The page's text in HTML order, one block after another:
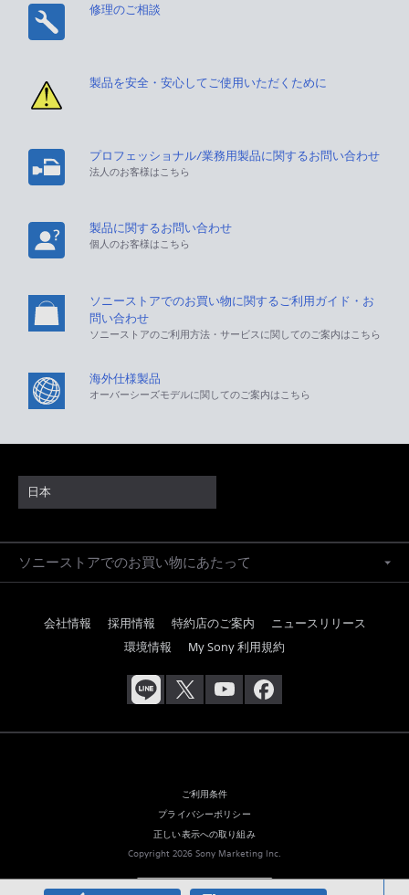
修理のご相談
製品を安全・安心してご使用いただくために
プロフェッショナル/業務用製品に関するお問い合わせ
法人のお客様はこちら
製品に関するお問い合わせ
個人のお客様はこちら
ソニーストアでのお買い物に関するご利用ガイド・お
問い合わせ
ソニーストアのご利用方法・サービスに関してのご案内はこちら
海外仕様製品
オーバーシーズモデルに関してのご案内はこちら
日本
ソニーストアでのお買い物にあたって
会社情報 採用情報 特約店のご案内
ニュースリリース
環境情報
My Sony 利用規約
ご利用条件
プライバシーポリシー
正しい表示への取り組み
Copyright 2026 Sony Marketing Inc.